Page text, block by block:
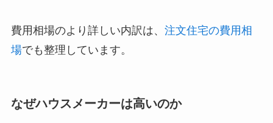
費用相場のより詳しい内訳は、 注文住宅の費用相
場でも整理しています。
なぜハウスメーカーは高いのか